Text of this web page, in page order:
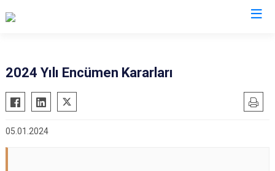
2024 Yılı Encümen Kararları
05.01.2024